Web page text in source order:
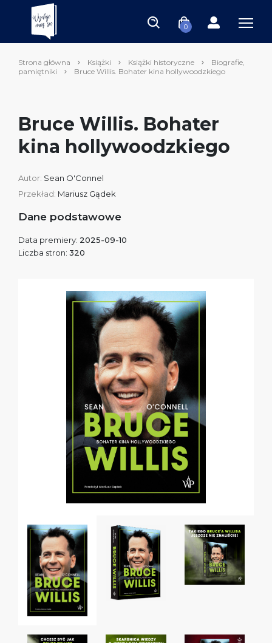
0
Strona główna Książki Książki historyczne
Biografie,
pamiętniki
Bruce Willis. Bohater kina hollywoodzkiego
Bruce Willis. Bohater
kina hollywoodzkiego
Autor: Sean O'Connel
Przekład: Mariusz Gądek
Dane podstawowe
Data premiery: 2025-09-10
Liczba stron: 320